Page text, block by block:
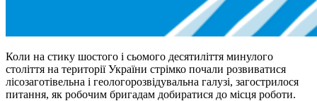
Коли на стику шостого і сьомого десятиліття минулого
століття на території України стрімко почали розвиватися
лісозаготівельна і геологорозвідувальна галузі, загострилося
питання, як робочим бригадам добиратися до місця роботи.